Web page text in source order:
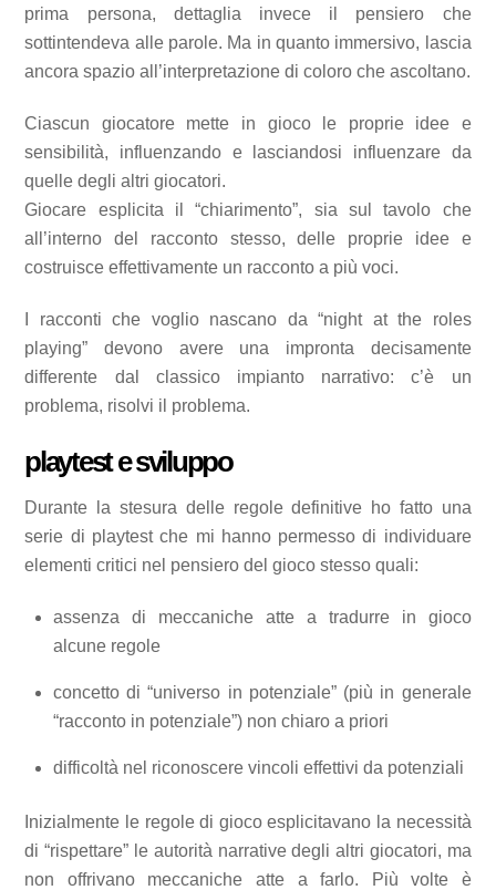
prima persona, dettaglia invece il pensiero che
sottintendeva alle parole. Ma in quanto immersivo, lascia
ancora spazio all’interpretazione di coloro che ascoltano.
Ciascun giocatore mette in gioco le proprie idee e
sensibilità, influenzando e lasciandosi influenzare da
quelle degli altri giocatori.
Giocare esplicita il “chiarimento”, sia sul tavolo che
all’interno del racconto stesso, delle proprie idee e
costruisce effettivamente un racconto a più voci.
I racconti che voglio nascano da “night at the roles
playing” devono avere una impronta decisamente
differente dal classico impianto narrativo: c’è un
problema, risolvi il problema.
playtest e sviluppo
Durante la stesura delle regole definitive ho fatto una
serie di playtest che mi hanno permesso di individuare
elementi critici nel pensiero del gioco stesso quali:
assenza di meccaniche atte a tradurre in gioco
alcune regole
concetto di “universo in potenziale” (più in generale
“racconto in potenziale”) non chiaro a priori
difficoltà nel riconoscere vincoli effettivi da potenziali
Inizialmente le regole di gioco esplicitavano la necessità
di “rispettare” le autorità narrative degli altri giocatori, ma
non offrivano meccaniche atte a farlo. Più volte è